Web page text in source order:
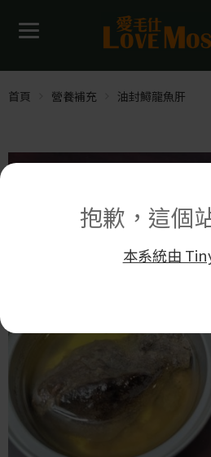
抱歉，這個
本系統由
首頁 營養補充 油封鱘龍魚肝